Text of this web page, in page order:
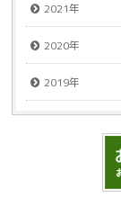
2021年
2020年
2019年